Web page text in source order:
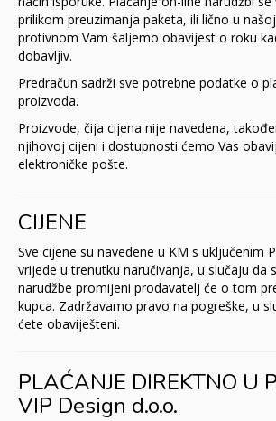
prilikom preuzimanja paketa, ili lično u
protivnom Vam šaljemo obavijest o roku
dobavljiv.
Predračun sadrži sve potrebne podatke o
proizvoda.
Proizvode, čija cijena nije navedena,
njihovoj cijeni i dostupnosti ćemo Vas
elektroničke pošte.
CIJENE
Sve cijene su navedene u KM s uključenim
vrijede u trenutku naručivanja, u slučaju da
narudžbe promijeni prodavatelj će o tom
kupca. Zadržavamo pravo na pogreške, u
ćete obaviješteni.
PLAĆANJE DIREKTNO U
VIP Design d.o.o.